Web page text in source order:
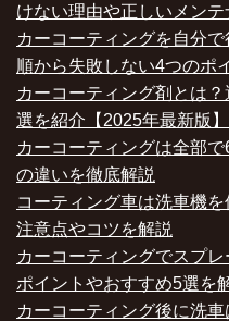
けない理由や正しいメン
カーコーティングを自分
順から失敗しない4つのポ
カーコーティング剤とは
選を紹介【2025年最新版】
カーコーティングは全部
の違いを徹底解説
コーティング車は洗車機
注意点やコツを解説
カーコーティングでスプ
ポイントやおすすめ5選を
カーコーティング後に洗